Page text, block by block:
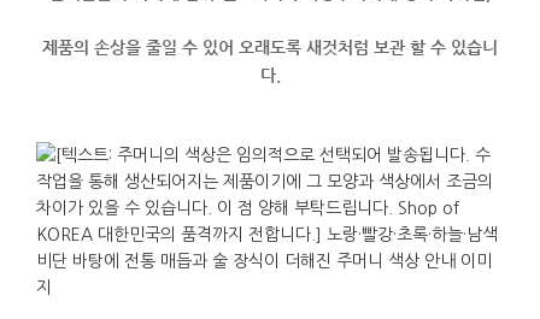
제품의 손상을 줄일 수 있어 오래도록 새것처럼 보관 할 수 있습니
다.